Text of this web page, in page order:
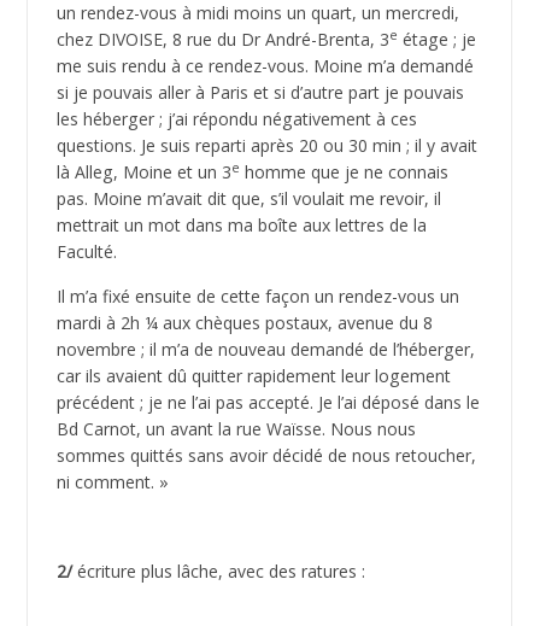
un rendez-vous à midi moins un quart, un mercredi,
chez DIVOISE, 8 rue du Dr André-Brenta, 3e étage ; je
me suis rendu à ce rendez-vous. Moine m’a demandé
si je pouvais aller à Paris et si d’autre part je pouvais
les héberger ; j’ai répondu négativement à ces
questions. Je suis reparti après 20 ou 30 min ; il y avait
là Alleg, Moine et un 3e homme que je ne connais
pas. Moine m’avait dit que, s’il voulait me revoir, il
mettrait un mot dans ma boîte aux lettres de la
Faculté.
Il m’a fixé ensuite de cette façon un rendez-vous un
mardi à 2h ¼ aux chèques postaux, avenue du 8
novembre ; il m’a de nouveau demandé de l’héberger,
car ils avaient dû quitter rapidement leur logement
précédent ; je ne l’ai pas accepté. Je l’ai déposé dans le
Bd Carnot, un avant la rue Waïsse. Nous nous
sommes quittés sans avoir décidé de nous retoucher,
ni comment. »
2/écriture plus lâche, avec des ratures :